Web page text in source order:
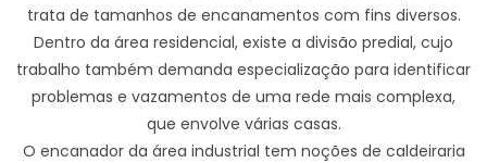
trata de tamanhos de encanamentos com fins diversos.
Dentro da área residencial, existe a divisão predial, cujo
trabalho também demanda especialização para identificar
problemas e vazamentos de uma rede mais complexa,
que envolve várias casas.
O encanador da área industrial tem noções de caldeiraria